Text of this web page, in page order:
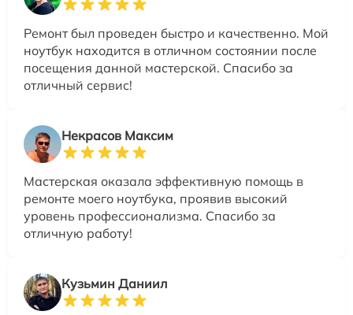
Ремонт был проведен быстро и качественно. Мой
ноутбук находится в отличном состоянии после
посещения данной мастерской. Спасибо за
отличный сервис!
Некрасов Максим
Мастерская оказала эффективную помощь в
ремонте моего ноутбука, проявив высокий
уровень профессионализма. Спасибо за
отличную работу!
Кузьмин Даниил